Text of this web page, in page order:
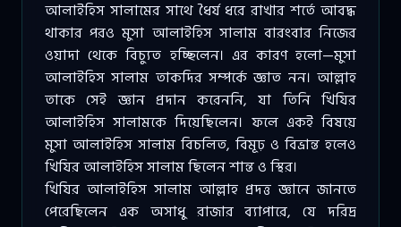
আলাইহিস সালামের সাথে ধৈর্য ধরে রাখার শর্তে আবদ্ধ
থাকার পরও মুসা আলাইহিস সালাম বারংবার নিজের
ওয়াদা থেকে বিচ্যুত হচ্ছিলেন। এর কারণ হলো—মুসা
আলাইহিস সালাম তাকদির সম্পর্কে জ্ঞাত নন। আল্লাহ
তাকে সেই জ্ঞান প্রদান করেননি, যা তিনি খিযির
আলাইহিস সালামকে দিয়েছিলেন। ফলে একই বিষয়ে
মুসা আলাইহিস সালাম বিচলিত, বিমূঢ় ও বিভ্রান্ত হলেও
খিযির আলাইহিস সালাম ছিলেন শান্ত ও স্থির।
খিযির আলাইহিস সালাম আল্লাহ প্রদত্ত জ্ঞানে জানতে
পেরেছিলেন এক অসাধু রাজার ব্যাপারে, যে দরিদ্র